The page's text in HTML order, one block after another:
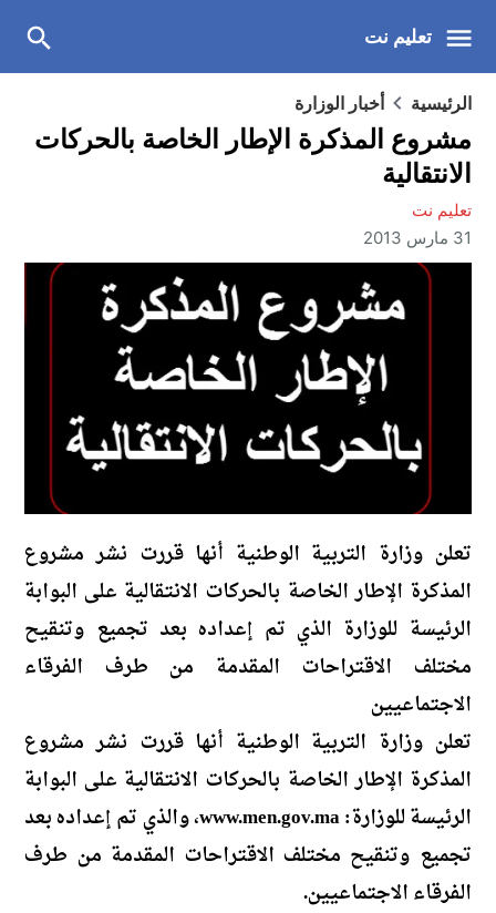
تعليم نت
الرئيسية أخبار الوزارة
مشروع المذكرة الإطار الخاصة بالحركات
الانتقالية
تعليم نت
31 مارس 2013
تعلن وزارة التربية الوطنية أنها قررت نشر مشروع
المذكرة الإطار الخاصة بالحركات الانتقالية على البوابة
الرئيسة للوزارة الذي تم إعداده بعد تجميع وتنقيح
مختلف الاقتراحات المقدمة من طرف الفرقاء
الاجتماعيين
تعلن وزارة التربية الوطنية أنها قررت نشر مشروع
المذكرة الإطار الخاصة بالحركات الانتقالية على البوابة
الرئيسة للوزارة: www.men.gov.ma، والذي تم إعداده بعد
تجميع وتنقيح مختلف الاقتراحات المقدمة من طرف
الفرقاء الاجتماعيين.